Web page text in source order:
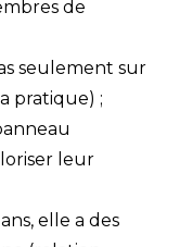
de
seulement sur
pratique) ;
leur
elle a des